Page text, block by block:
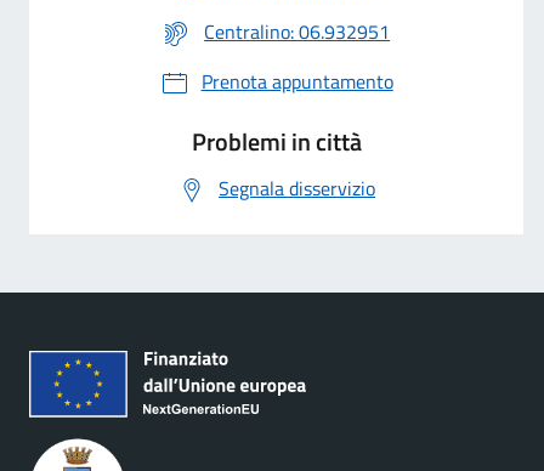
Centralino: 06.932951
Prenota appuntamento
Problemi in città
Segnala disservizio